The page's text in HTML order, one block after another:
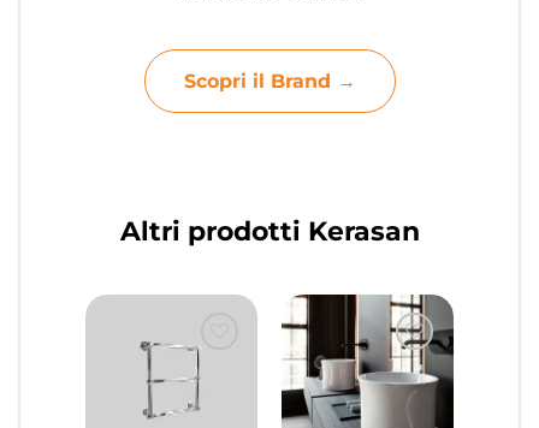
Scopri il Brand →
Altri prodotti Kerasan